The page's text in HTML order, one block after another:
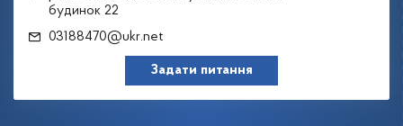
будинок 22
03188470@ukr.net
Задати питання